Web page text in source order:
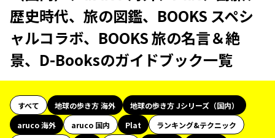
歴史時代、旅の図鑑、BOOKS スペシ
ャルコラボ、BOOKS 旅の名言＆絶
景、D-Booksのガイドブック一覧
すべて 地球の歩き方 海外
地球の歩き方 Jシリーズ（国内）
aruco 海外
aruco 国内 Plat
ランキング&テクニック